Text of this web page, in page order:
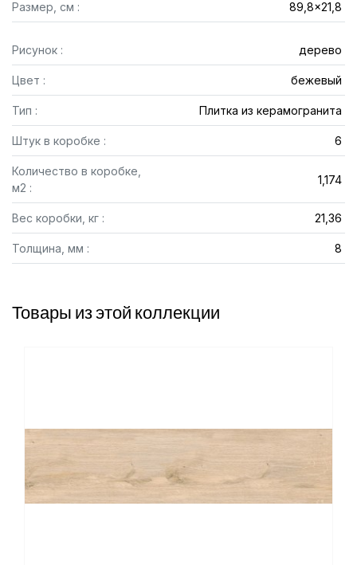
Размер, см : 89,8x21,8
Рисунок : дерево
Цвет : бежевый
Тип : Плитка из керамогранита
Штук в коробке : 6
Количество в коробке,
м2 :
1,174
Вес коробки, кг : 21,36
Толщина, мм : 8
Товары из этой коллекции